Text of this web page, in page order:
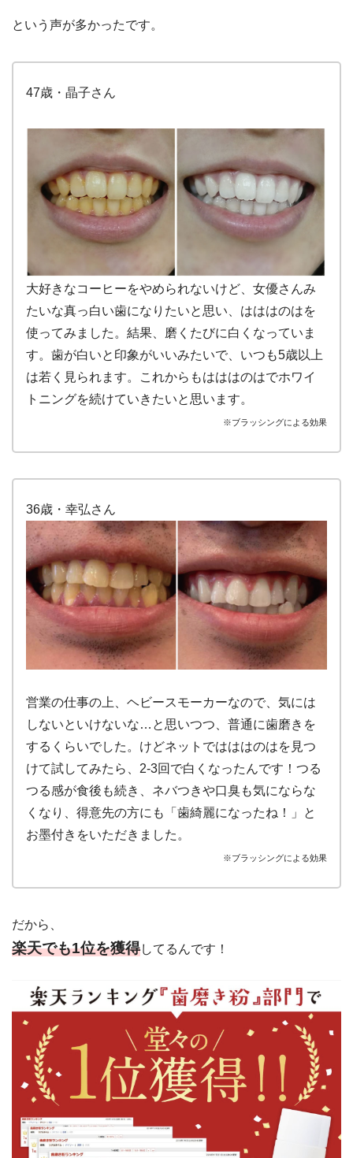
という声が多かったです。
47歳・晶子さん
大好きなコーヒーをやめられないけど、女優さんみ
たいな真っ白い歯になりたいと思い、はははのはを
使ってみました。結果、磨くたびに白くなっていま
す。歯が白いと印象がいいみたいで、いつも5歳以上
は若く見られます。これからもはははのはでホワイ
トニングを続けていきたいと思います。
※ブラッシングによる効果
36歳・幸弘さん
営業の仕事の上、ヘビースモーカーなので、気には
しないといけないな…と思いつつ、普通に歯磨きを
するくらいでした。けどネットではははのはを見つ
けて試してみたら、2-3回で白くなったんです！つる
つる感が食後も続き、ネバつきや口臭も気にならな
くなり、得意先の方にも「歯綺麗になったね！」と
お墨付きをいただきました。
※ブラッシングによる効果
だから、
楽天でも1位を獲得してるんです！